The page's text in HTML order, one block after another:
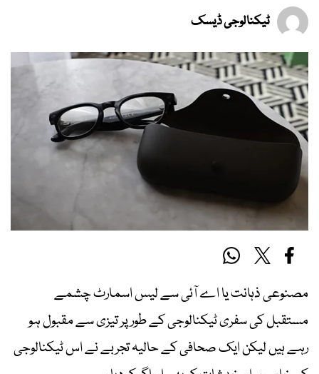
ٹیکنالوجی ڈیسک
مصنوعی ذہانت یا اے آئی سے لیس اسمارٹ چشمے
مستقبل کی سفری ٹیکنالوجی کے طور پر تیزی سے مقبول ہو
رہے ہیں لیکن ایک صحافی کے حالیہ تجربے نے اس ٹیکنالوجی